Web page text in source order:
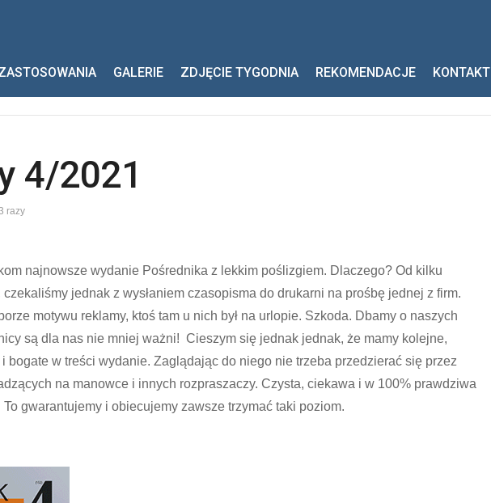
GALERIE ZDJĘCIE TYGODNIA REKOMENDACJE KONTAKT
4/2021
4/2021
razy
najnowsze wydanie Pośrednika z lekkim poślizgiem. Dlaczego? Od kilku
czekaliśmy jednak z wysłaniem czasopisma do drukarni na prośbę jednej z firm.
motywu reklamy, ktoś tam u nich był na urlopie. Szkoda. Dbamy o naszych
są dla nas nie mniej ważni! Cieszym się jednak jednak, że mamy kolejne,
bogate w treści wydanie. Zaglądając do niego nie trzeba przedzierać się przez
na manowce i innych rozpraszaczy. Czysta, ciekawa i w 100% prawdziwa
gwarantujemy i obiecujemy zawsze trzymać taki poziom.